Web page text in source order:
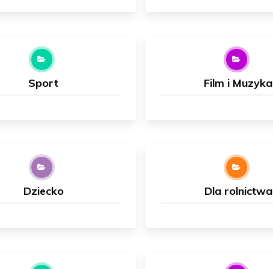
Sport Film i Muzyka
Dziecko Dla rolnictwa